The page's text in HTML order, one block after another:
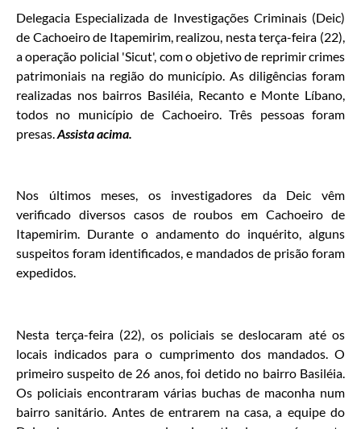
Delegacia Especializada de Investigações Criminais (Deic)
de Cachoeiro de Itapemirim, realizou, nesta terça-feira (22),
a operação policial 'Sicut', com o objetivo de reprimir crimes
patrimoniais na região do município. As diligências foram
realizadas nos bairros Basiléia, Recanto e Monte Líbano,
todos no município de Cachoeiro. Três pessoas foram
presas. Assista acima.
Nos últimos meses, os investigadores da Deic vêm
verificado diversos casos de roubos em Cachoeiro de
Itapemirim. Durante o andamento do inquérito, alguns
suspeitos foram identificados, e mandados de prisão foram
expedidos.
Nesta terça-feira (22), os policiais se deslocaram até os
locais indicados para o cumprimento dos mandados. O
primeiro suspeito de 26 anos, foi detido no bairro Basiléia.
Os policiais encontraram várias buchas de maconha num
bairro sanitário. Antes de entrarem na casa, a equipe do